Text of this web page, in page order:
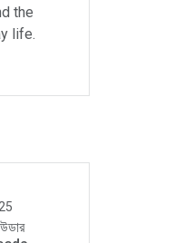
the
life.